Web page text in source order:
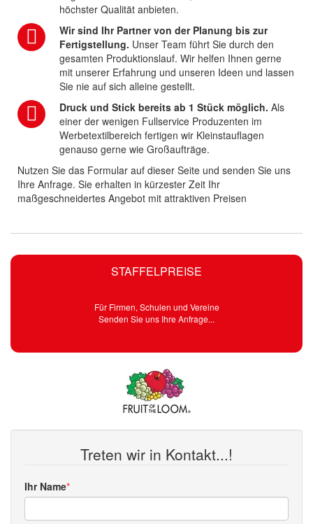
STAFFELPREISE
Für Firmen, Schulen und Vereine
Senden Sie uns Ihre Anfrage...
Treten wir in Kontakt...!
Ihr Name
höchster Qualität anbieten.
Wir sind Ihr Partner von der Planung bis zur
Fertigstellung. Unser Team führt Sie durch den
gesamten Produktionslauf. Wir helfen Ihnen gerne
mit unserer Erfahrung und unseren Ideen und lassen
Sie nie auf sich alleine gestellt.
Druck und Stick bereits ab 1 Stück möglich. Als
einer der wenigen Fullservice Produzenten im
Werbetextilbereich fertigen wir Kleinstauflagen
genauso gerne wie Großaufträge.
Nutzen Sie das Formular auf dieser Seite und senden Sie uns
Ihre Anfrage. Sie erhalten in kürzester Zeit Ihr
maßgeschneidertes Angebot mit attraktiven Preisen